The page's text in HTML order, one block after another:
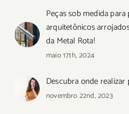
Peças sob medida
arquitetônicos
da Metal Rota!
maio 17th, 2024
Descubra onde
novembro 22nd, 2023